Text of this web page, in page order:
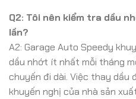
Q2: Tôi nên kiểm tra dầu
lần?
A2: Garage Auto Speedy
dầu nhớt ít nhất mỗi tháng
chuyến đi dài. Việc thay dầu
khuyến nghị của nhà sản